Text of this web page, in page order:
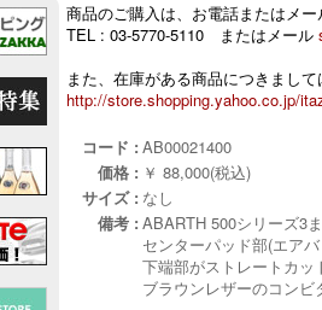
商品のご購入は、お電話またはメ
TEL : 03-5770-5110 またはメール
また、在庫がある商品につきまし
http://store.shopping.yahoo.co.jp/
コード : AB00021400
価格 : ￥ 88,000(税込)
サイズ : なし
備考 : ABARTH 500シリーズ3
センターパッド部(エア
下端部がストレートカ
ブラウンレザーのコン